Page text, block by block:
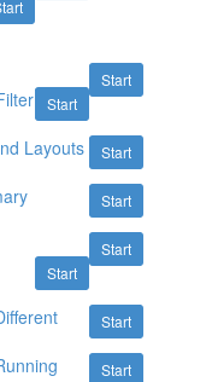
Start
Start
Start
Layouts
Start
Start
Start
Start
Start